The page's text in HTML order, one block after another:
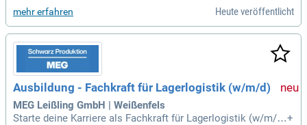
derung sowie abwechslungsreichen Aufgaben. Unsere Azubi
s genießen attraktive Mietkonditionen für Fahrzeuge und ind
ividuelle Fahrtkostenzuschüsse. Zusätzlich bieten wir vergü
nstigte Wohnungsmöglichkeiten in München und zahlreiche
Mitarbeiterrabatte. Entdecke deine Entwicklungsmöglichkei
ten und bewirb dich jetzt auf bmw.jobs/waswirbieten – Glei
chbehandlung und Chancengleichheit sind uns wichtig!
mehr erfahren Heute veröffentlicht
Ausbildung - Fachkraft für Lagerlogistik (w/m/d)
MEG Leißling GmbH | Weißenfels
Starte deine Karriere als Fachkraft für Lagerlogistik (w/m/d)+